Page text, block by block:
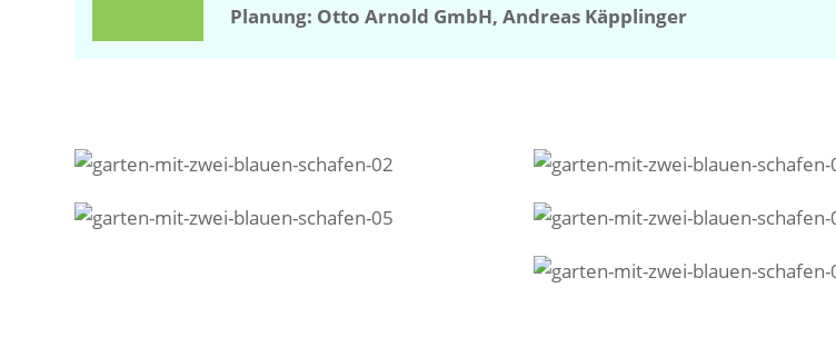
Planung: Otto Arnold GmbH, Andreas Käpplinger